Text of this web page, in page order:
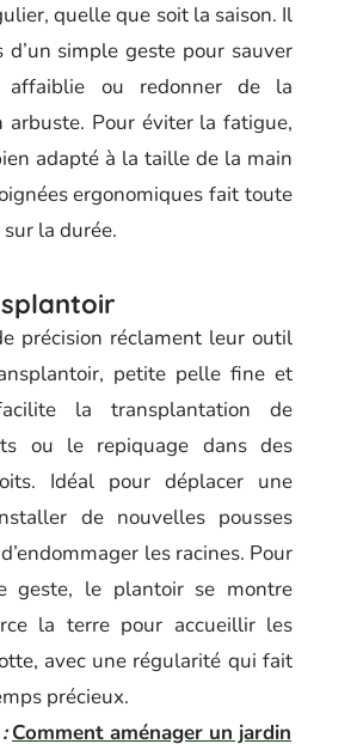
quelle que soit la saison. Il
simple geste pour sauver
affaiblie ou redonner de la
arbuste. Pour éviter la fatigue,
adapté à la taille de la main
ergonomiques fait toute
la durée.
précision réclament leur outil
petite pelle fine et
la transplantation de
ou le repiquage dans des
Idéal pour déplacer une
de nouvelles pousses
les racines. Pour
geste, le plantoir se montre
la terre pour accueillir les
avec une régularité qui fait
précieux.
Comment aménager un jardin